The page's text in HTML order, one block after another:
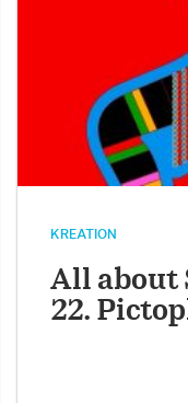
KREATION
All about
22.